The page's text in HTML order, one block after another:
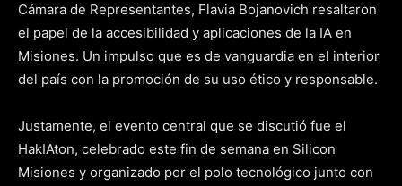
Cámara de Representantes, Flavia Bojanovich resaltaron
el papel de la accesibilidad y aplicaciones de la IA en
Misiones. Un impulso que es de vanguardia en el interior
del país con la promoción de su uso ético y responsable.
Justamente, el evento central que se discutió fue el
HakIAton, celebrado este fin de semana en Silicon
Misiones y organizado por el polo tecnológico junto con